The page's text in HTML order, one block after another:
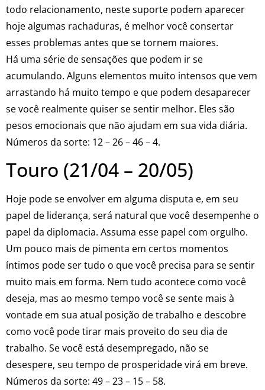
todo relacionamento, neste suporte podem aparecer
hoje algumas rachaduras, é melhor você consertar
esses problemas antes que se tornem maiores.
Há uma série de sensações que podem ir se
acumulando. Alguns elementos muito intensos que vem
arrastando há muito tempo e que podem desaparecer
se você realmente quiser se sentir melhor. Eles são
pesos emocionais que não ajudam em sua vida diária.
Números da sorte: 12 – 26 – 46 – 4.
Touro (21/04 – 20/05)
Hoje pode se envolver em alguma disputa e, em seu
papel de liderança, será natural que você desempenhe o
papel da diplomacia. Assuma esse papel com orgulho.
Um pouco mais de pimenta em certos momentos
íntimos pode ser tudo o que você precisa para se sentir
muito mais em forma. Nem tudo acontece como você
deseja, mas ao mesmo tempo você se sente mais à
vontade em sua atual posição de trabalho e descobre
como você pode tirar mais proveito do seu dia de
trabalho. Se você está desempregado, não se
desespere, seu tempo de prosperidade virá em breve.
Números da sorte: 49 – 23 – 15 – 58.